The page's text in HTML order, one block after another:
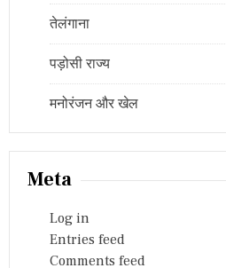
तेलंगाना
पड़ोसी राज्य
मनोरंजन और खेल
Meta
Log in
Entries feed
Comments feed